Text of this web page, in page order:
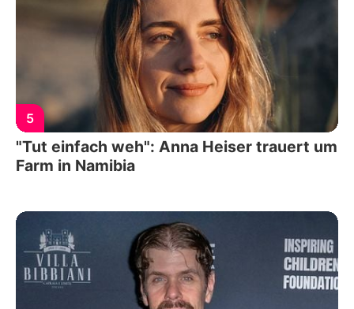
5
"Tut einfach weh": Anna Heiser trauert um
Farm in Namibia